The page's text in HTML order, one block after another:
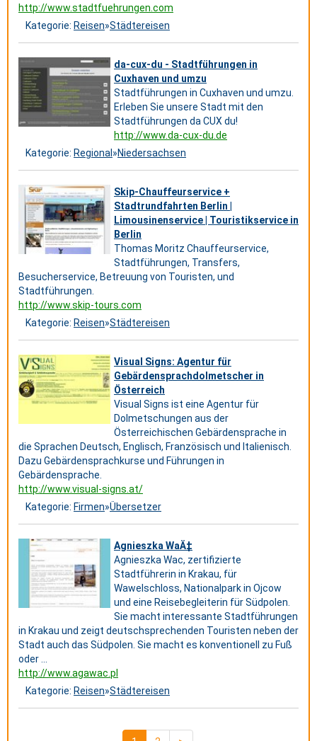
http://www.stadtfuehrungen.com
Kategorie: Reisen»Städtereisen
da-cux-du - Stadtführungen in
Cuxhaven und umzu
Stadtführungen in Cuxhaven und umzu.
Erleben Sie unsere Stadt mit den
Stadtführungen da CUX du!
http://www.da-cux-du.de
Kategorie: Regional »Niedersachsen
Skip-Chauffeurservice +
Stadtrundfahrten Berlin |
Limousinenservice | Touristikservice in
Berlin
Thomas Moritz Chauffeurservice,
Stadtführungen, Transfers,
Besucherservice, Betreuung von Touristen, und
Stadtführungen.
http://www.skip-tours.com
Kategorie: Reisen»Städtereisen
Visual Signs: Agentur für
Gebärdensprachdolmetscher in
Österreich
Visual Signs ist eine Agentur für
Dolmetschungen aus der
Österreichischen Gebärdensprache in
die Sprachen Deutsch, Englisch, Französisch und Italienisch.
Dazu Gebärdensprachkurse und Führungen in
Gebärdensprache.
http://www.visual-signs.at/
Kategorie: Firmen»Übersetzer
Agnieszka WaÄ‡
Agnieszka Wac, zertifizierte
Stadtführerin in Krakau, für
Wawelschloss, Nationalpark in Ojcow
und eine Reisebegleiterin für Südpolen.
Sie macht interessante Stadtführungen
in Krakau und zeigt deutschsprechenden Touristen neben der
Stadt auch das Südpolen. Sie macht es konventionell zu Fuß
oder ...
http://www.agawac.pl
Kategorie: Reisen»Städtereisen